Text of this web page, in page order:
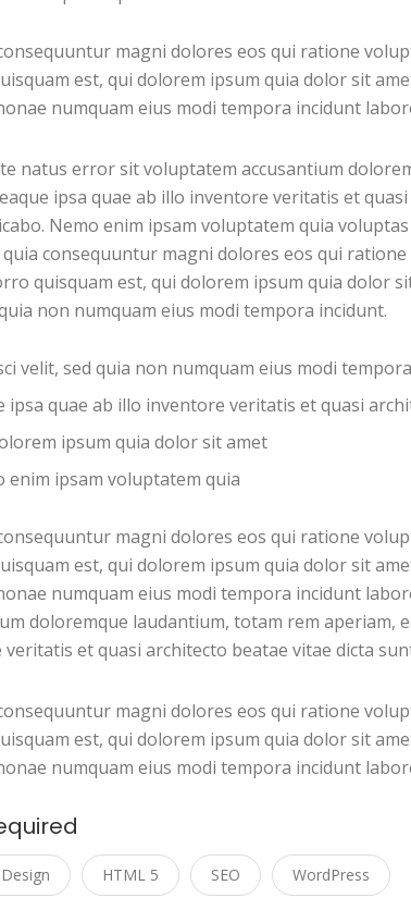
magni dolores eos qui ratione
est, qui dolorem ipsum quia dolor sit
numquam eius modi tempora incidunt
natus error sit voluptatem accusantium
ipsa quae ab illo inventore veritatis et
Nemo enim ipsam voluptatem quia
consequuntur magni dolores eos qui
quisquam est, qui dolorem ipsum quia dolor
non numquam eius modi tempora incidunt.
velit, sed quia non numquam eius modi tempora
ipsa quae ab illo inventore veritatis et quasi
ipsum quia dolor sit amet
enim ipsam voluptatem quia
magni dolores eos qui ratione
est, qui dolorem ipsum quia dolor sit
numquam eius modi tempora incidunt
doloremque laudantium, totam rem aperiam,
et quasi architecto beatae vitae dicta
magni dolores eos qui ratione
est, qui dolorem ipsum quia dolor sit
numquam eius modi tempora incidunt
HTML 5 SEO WordPress